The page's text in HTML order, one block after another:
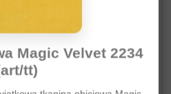
jeden z najbardziej
uciążliwych problemów
w polskich domach.
Magic Velvet 2234
tt)